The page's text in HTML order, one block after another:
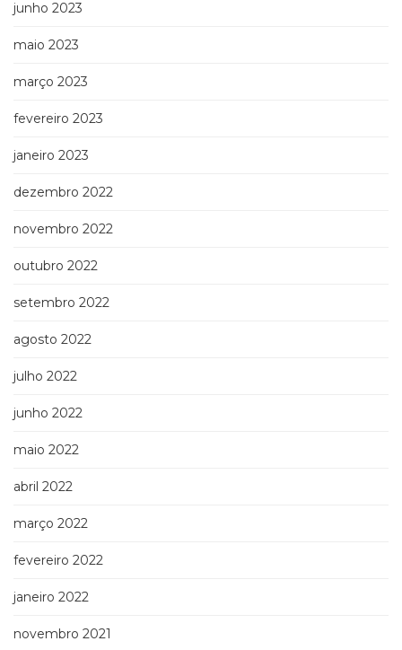
junho 2023
maio 2023
março 2023
fevereiro 2023
janeiro 2023
dezembro 2022
novembro 2022
outubro 2022
setembro 2022
agosto 2022
julho 2022
junho 2022
maio 2022
abril 2022
março 2022
fevereiro 2022
janeiro 2022
novembro 2021